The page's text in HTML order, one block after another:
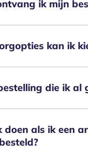
ik mijn
kan ik
die ik
als ik een